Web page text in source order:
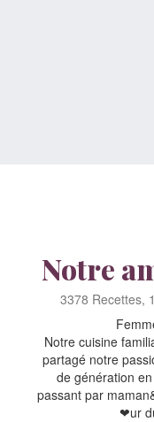
Notre
3378 Recettes,
Notre cuisine
partagé notre
de génération
passant par
❤ur